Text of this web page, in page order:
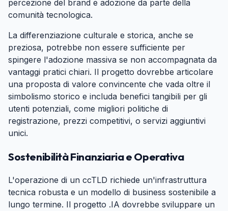
percezione del brand e adozione da parte della
comunità tecnologica.
La differenziazione culturale e storica, anche se
preziosa, potrebbe non essere sufficiente per
spingere l'adozione massiva se non accompagnata da
vantaggi pratici chiari. Il progetto dovrebbe articolare
una proposta di valore convincente che vada oltre il
simbolismo storico e includa benefici tangibili per gli
utenti potenziali, come migliori politiche di
registrazione, prezzi competitivi, o servizi aggiuntivi
unici.
Sostenibilità Finanziaria e Operativa
L'operazione di un ccTLD richiede un'infrastruttura
tecnica robusta e un modello di business sostenibile a
lungo termine. Il progetto .IA dovrebbe sviluppare un